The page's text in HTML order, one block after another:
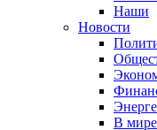
Наши
Новости
В мире